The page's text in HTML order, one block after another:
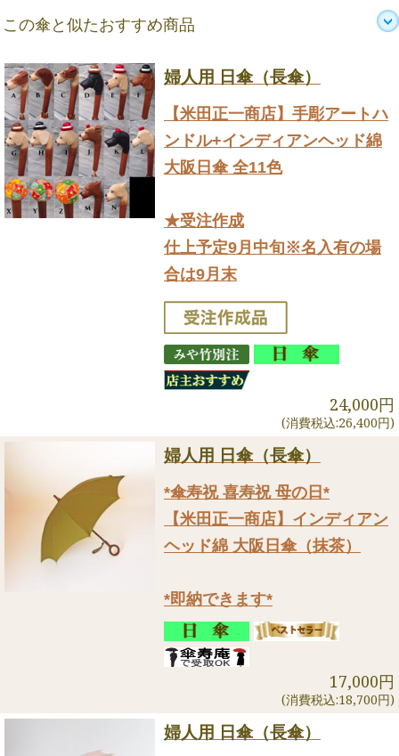
この傘と似たおすすめ商品
婦人用 日傘（長傘）
【米田正一商店】手彫アートハ
ンドル+インディアンヘッド綿
大阪日傘 全11色
★受注作成
仕上予定9月中旬※名入有の場
合は9月末
24,000円
(消費税込:26,400円)
婦人用 日傘（長傘）
*傘寿祝 喜寿祝 母の日*
【米田正一商店】インディアン
ヘッド綿 大阪日傘（抹茶）
*即納できます*
17,000円
(消費税込:18,700円)
婦人用 日傘（長傘）